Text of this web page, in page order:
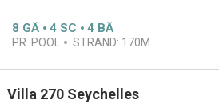
8 GÄ 4 SC 4 BÄ
PR. POOL STRAND: 170M
Villa 270 Seychelles